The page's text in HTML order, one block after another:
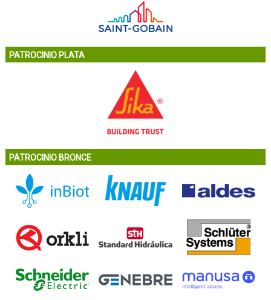
PATROCINIO PLATA
PATROCINIO BRONCE